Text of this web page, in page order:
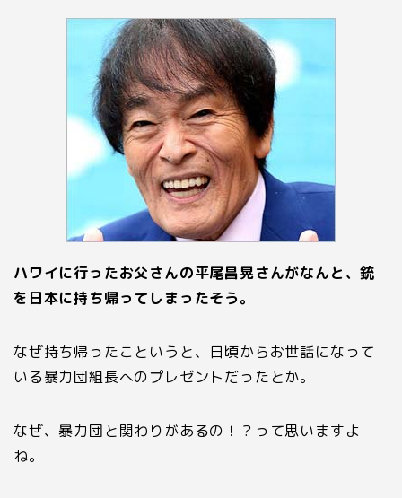
ハワイに行ったお父さんの平尾昌晃さんがなんと、銃
を日本に持ち帰ってしまったそう。
なぜ持ち帰ったこというと、日頃からお世話になって
いる暴力団組長へのプレゼントだったとか。
なぜ、暴力団と関わりがあるの！？って思いますよ
ね。